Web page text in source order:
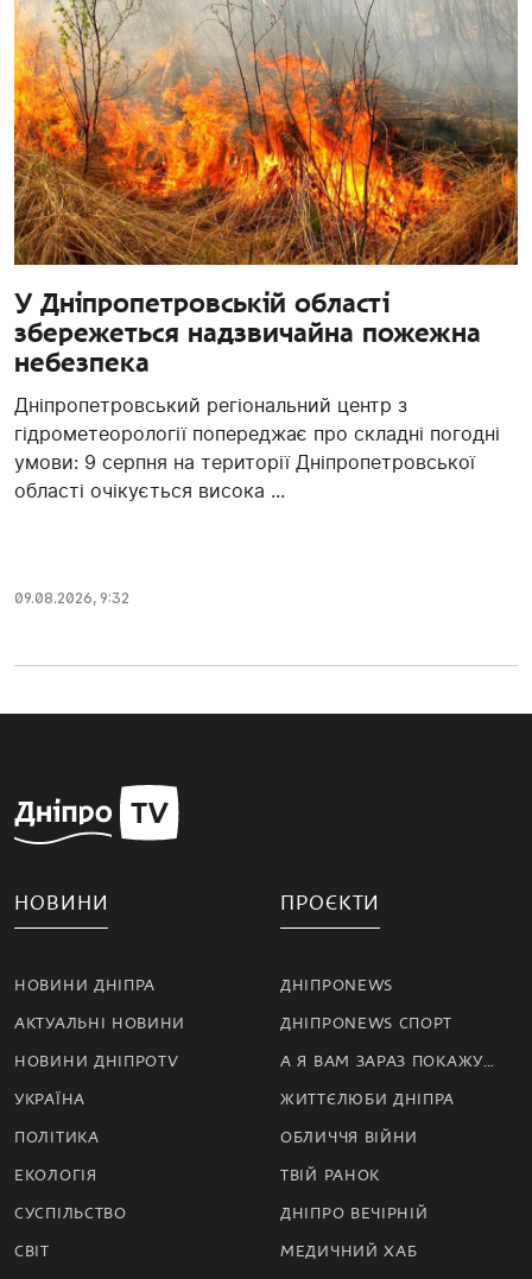
У Дніпропетровській області
збережеться надзвичайна пожежна
небезпека
Дніпропетровський регіональний центр з
гідрометеорології попереджає про складні погодні
умови: 9 серпня на території Дніпропетровської
області очікується висока ...
09.08.2026, 9:32
НОВИНИ
НОВИНИ ДНІПРА
АКТУАЛЬНІ НОВИНИ
НОВИНИ ДНІПРОTV
УКРАЇНА
ПОЛІТИКА
ЕКОЛОГІЯ
СУСПІЛЬСТВО
СВІТ
ПРОЄКТИ
ДНІПРОNEWS
ДНІПРОNEWS СПОРТ
А Я ВАМ ЗАРАЗ ПОКАЖУ…
ЖИТТЄЛЮБИ ДНІПРА
ОБЛИЧЧЯ ВІЙНИ
ТВІЙ РАНОК
ДНІПРО ВЕЧІРНІЙ
МЕДИЧНИЙ ХАБ